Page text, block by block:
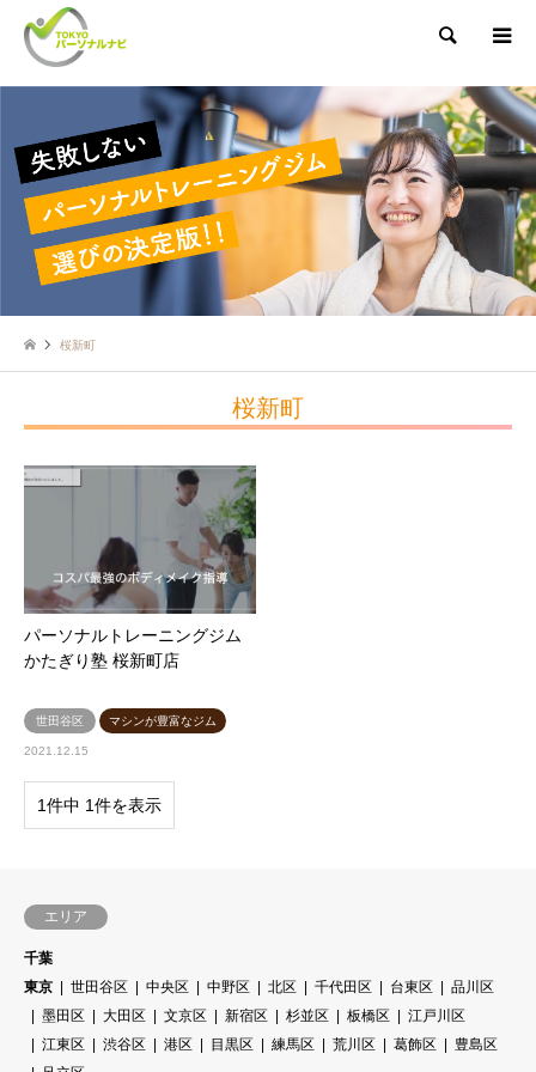
検索
桜新町
桜新町
パーソナルトレーニングジム
かたぎり塾 桜新町店
世田谷区 マシンが豊富なジム
2021.12.15
1件中 1件を表示
エリア
千葉
東京
世田谷区 中央区 中野区 北区 千代田区 台東区
品川区
墨田区
大田区 文京区 新宿区 杉並区 板橋区
江戸川区
江東区
渋谷区 港区 目黒区 練馬区 荒川区 葛飾区
豊島区